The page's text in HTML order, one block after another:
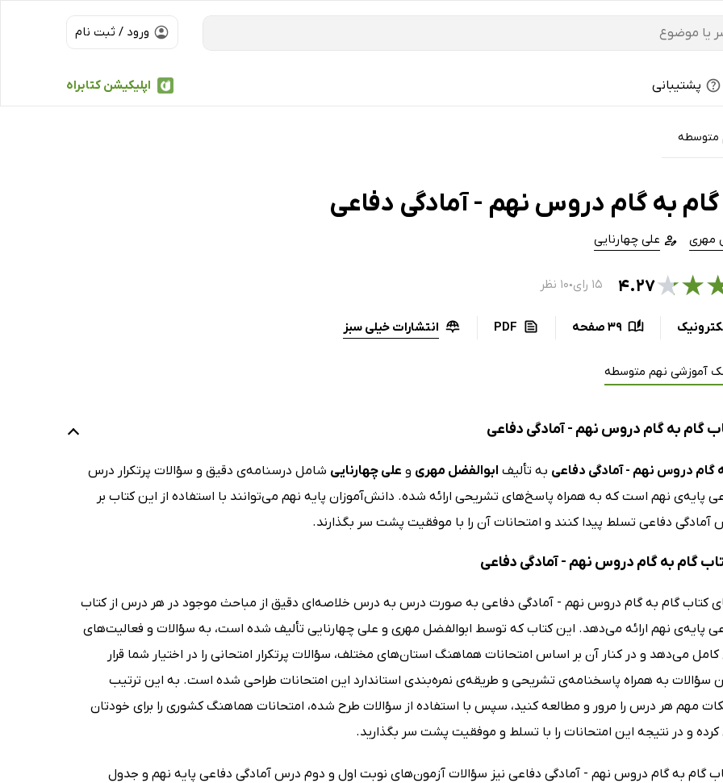
ورود / ثبت نام
اپلیکیشن کتابراه پشتیبانی
متوسطه
به گام دروس نهم - آمادگی دفاعی
مهری علی چهارنایی
★
★۴.۲۷ ۱۵ رای ● ۱۰ نظر
39 صفحه PDF انتشارات خیلی سبز
آموزشی نهم متوسطه
گام به گام دروس نهم - آمادگی دفاعی
گام دروس نهم - آمادگی دفاعی به تألیف ابوالفضل مهری و علی چهارنایی شامل درسنامه‌ی دقیق و سؤالات پرتکرار درس
پایه‌ی نهم است که به همراه پاسخ‌های تشریحی ارائه شده. دانش‌آموزان پایه نهم می‌توانند با استفاده از این کتاب بر
دفاعی تسلط پیدا کنند و امتحانات آن را با موفقیت پشت سر بگذارند.
گام به گام دروس نهم - آمادگی دفاعی
کتاب گام به گام دروس نهم - آمادگی دفاعی به صورت درس به درس خلاصه‌ای دقیق از مباحث موجود در هر درس از کتاب
پایه‌ی نهم ارائه می‌دهد. این کتاب که توسط ابوالفضل مهری و علی چهارنایی تألیف شده است، به سؤالات و فعالیت‌های
می‌دهد و در کنار آن بر اساس امتحانات هماهنگ استان‌های مختلف، سؤالات پرتکرار امتحانی را در اختیار شما قرار
سؤالات به همراه پاسخنامه‌ی تشریحی و طریقه‌ی نمره‌بندی استاندارد این امتحانات طراحی شده‌ است. به این ترتیب
مهم هر درس را مرور و مطالعه کنید، سپس با استفاده از سؤالات طرح شده، امتحانات هماهنگ کشوری را برای خودتان
و در نتیجه این امتحانات را با تسلط و موفقیت پشت سر بگذارید.
گام به گام دروس نهم - آمادگی دفاعی نیز سؤالات آزمون‌های نوبت اول و دوم درس آمادگی دفاعی پایه نهم و جدول